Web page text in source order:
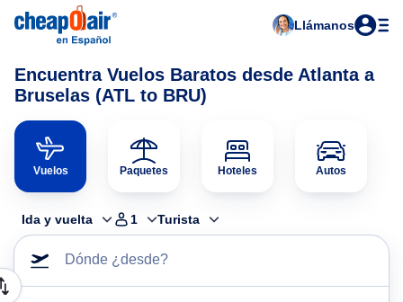
Llámanos
Encuentra Vuelos Baratos desde Atlanta a
Bruselas (ATL to BRU)
Vuelos Paquetes Hoteles Autos
Ida y vuelta 1 Turista
Dónde ¿desde?